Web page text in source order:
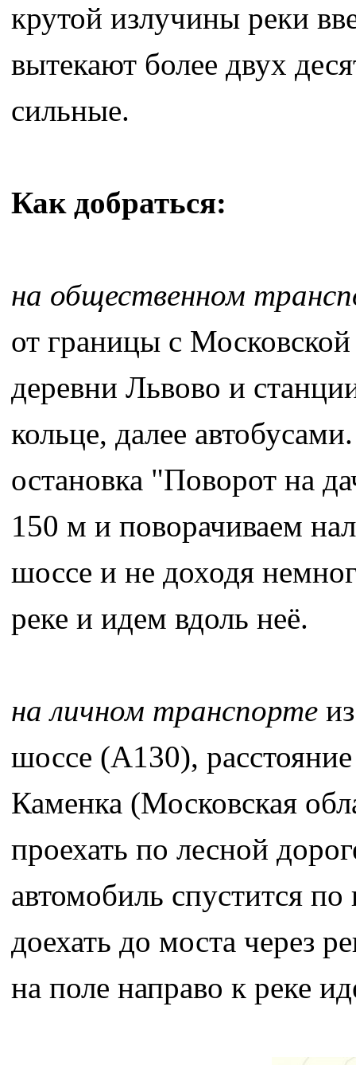
крутой излучины реки
вытекают более двух
сильные.
Как добраться:
на общественном
от границы с
деревни Львово и
кольце, далее
остановка "Поворот на
150 м и поворачиваем
шоссе и не доходя
реке и идем вдоль неё.
на личном транспорте
шоссе (А130),
Каменка (Московская
проехать по лесной
автомобиль спустится
доехать до моста через
на поле направо к реке